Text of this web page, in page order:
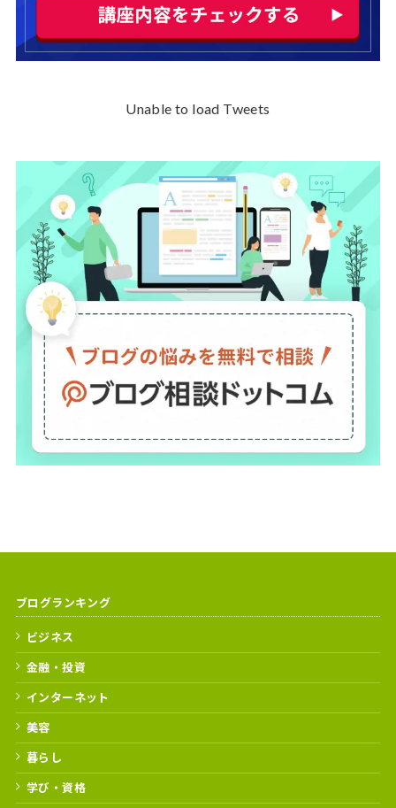
Unable to load Tweets
ブログランキング
ビジネス
金融・投資
インターネット
美容
暮らし
学び・資格